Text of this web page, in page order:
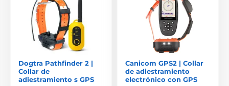
Dogtra Pathfinder 2 |
Collar de
adiestramiento s GPS
Canicom GPS2 | Collar
de adiestramiento
electrónico con GPS